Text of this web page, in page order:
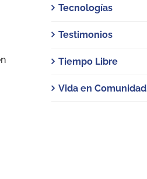
Tecnologías
Testimonios
Tiempo Libre
Vida en Comunidad